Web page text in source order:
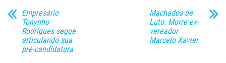
Empresário
Tonynho
Rodrigues segue
articulando sua
pré-candidatura
Machados de
Luto: Morre ex-
vereador
Marcelo Xavier